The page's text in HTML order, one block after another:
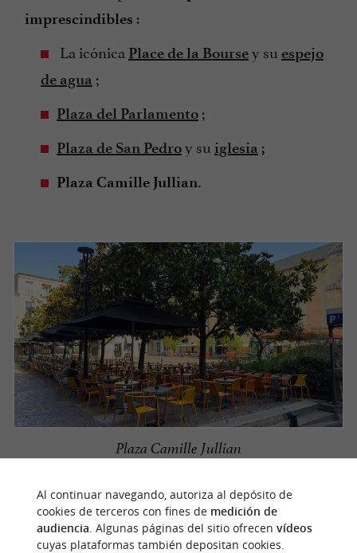
imprescindibles :
La icónica Place de la Boursey su espejo
de agua ;
Plaza del Parlamento ;
Plaza de San Pedroy su iglesia ;
Plaza Camille Jullian.
Plaza Camille Jullian
Estos lugares sonteatros al aire libredonde se
mezclan locales y visitantes.
Al continuar navegando, autoriza al depósito de
cookies de terceros con fines de medición de
audiencia. Algunas páginas del sitio ofrecen vídeos
cuyas plataformas también depositan cookies.